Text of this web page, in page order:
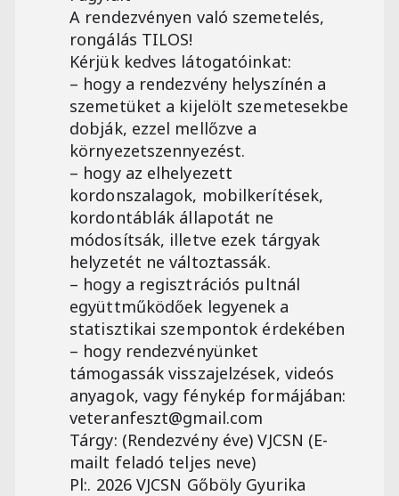
A rendezvényen való szemetelés,
rongálás TILOS!
Kérjük kedves látogatóinkat:
– hogy a rendezvény helyszínén a
szemetüket a kijelölt szemetesekbe
dobják, ezzel mellőzve a
környezetszennyezést.
– hogy az elhelyezett
kordonszalagok, mobilkerítések,
kordontáblák állapotát ne
módosítsák, illetve ezek tárgyak
helyzetét ne változtassák.
– hogy a regisztrációs pultnál
együttműködőek legyenek a
statisztikai szempontok érdekében
– hogy rendezvényünket
támogassák visszajelzések, videós
anyagok, vagy fénykép formájában:
veteranfeszt@gmail.com
Tárgy: (Rendezvény éve) VJCSN (E-
mailt feladó teljes neve)
Pl:. 2026 VJCSN Gőböly Gyurika